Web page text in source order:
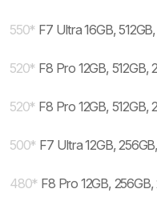
550* F7 Ultra 16GB,
520* F8 Pro 12GB, 512GB,
520* F8 Pro 12GB, 512GB,
500* F7 Ultra 12GB,
480* F8 Pro 12GB,